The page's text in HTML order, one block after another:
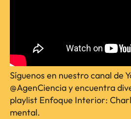
Síguenos en nuestro canal de
@AgenCiencia y encuentra
playlist Enfoque Interior:
mental.